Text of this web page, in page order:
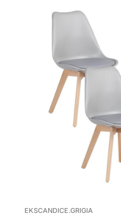
EKSCANDICE.GRIGIA